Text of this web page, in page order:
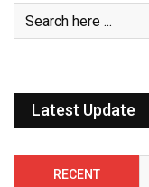
Latest Update
RECENT